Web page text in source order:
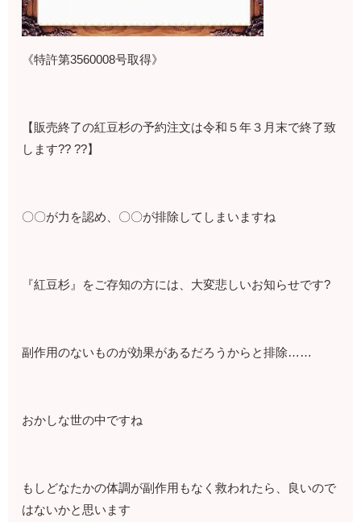
《特許第3560008号取得》
【販売終了の紅豆杉の予約注文は令和５年３月末で終了致
します?? ??】
〇〇が力を認め、〇〇が排除してしまいますね
『紅豆杉』をご存知の方には、大変悲しいお知らせです?
副作用のないものが効果があるだろうからと排除……
おかしな世の中ですね
もしどなたかの体調が副作用もなく救われたら、良いので
はないかと思います